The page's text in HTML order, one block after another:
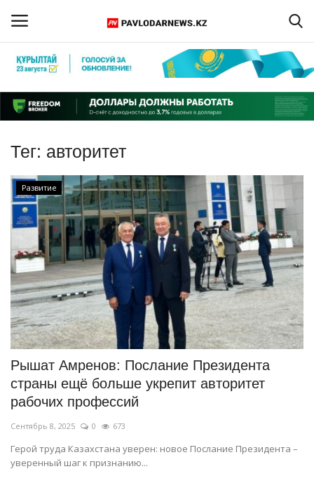
Регистрация
Главная
Обратная связь
ПАВЛОДАРСКАЯ ОБЛАСТЬ
КАЗАХСТАН
МИР
СПЕЦПРОЕКТЫ
СПОРТ
Чек-лист
РАЗВЛЕЧЕНИЯ
OFFICIAL
Тег: авторитет
Развитие
Рышат Амренов: Послание Президента
страны ещё больше укрепит авторитет
рабочих профессий
Сентябрь 8, 2025 0 673
Герой труда Казахстана уверен: новое Послание Президента –
уверенный шаг к признанию...